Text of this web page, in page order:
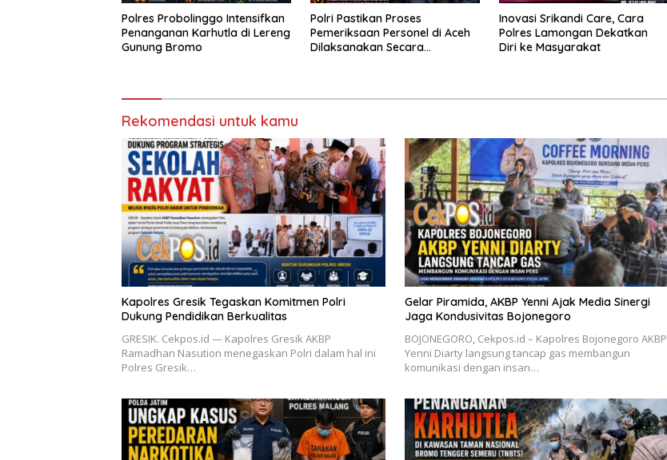
Polres Probolinggo Intensifkan
Penanganan Karhutla di Lereng
Gunung Bromo
Polri Pastikan Proses
Pemeriksaan Personel di Aceh
Dilaksanakan Secara
Inovasi Srikandi Care, Cara
Polres Lamongan Dekatkan
Diri ke Masyarakat
Rekomendasi untuk kamu
Kapolres Gresik Tegaskan Komitmen Polri
Dukung Pendidikan Berkualitas
GRESIK. Cekpos.id — Kapolres Gresik AKBP
Ramadhan Nasution menegaskan Polri dalam hal ini
Polres Gresik…
Gelar Piramida, AKBP Yenni Ajak Media Sinergi
Jaga Kondusivitas Bojonegoro
BOJONEGORO, Cekpos.id – Kapolres Bojonegoro AKBP
Yenni Diarty langsung tancap gas membangun
komunikasi dengan insan…